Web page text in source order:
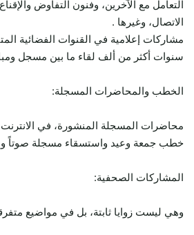
التعامل مع الآخرين، وفنون التفاوض
الاتصال، وغيرها .
مشاركات إعلامية في القنوات الفضائية
سنوات أكثر من ألف لقاء ما بين مسجل
الخطب والمحاضرات المسجلة:
محاضرات المسجلة المنشورة، في
خطب جمعة وعيد واستسقاء مسجلة صوتاً
المشاركات الصحفية:
وهي ليست زوايا ثابتة، بل في مواضيع